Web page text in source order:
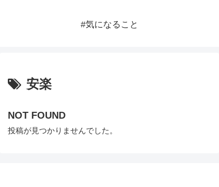
#気になること
安楽
NOT FOUND
投稿が見つかりませんでした。